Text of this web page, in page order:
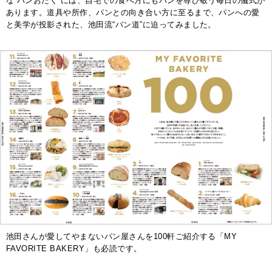
あります。道具や所作、パンとの向き合い方に至るまで、パンへの愛
と美学が投影された、池田流“パン道”に迫ってみました。
池田さんが愛してやまないパン屋さんを100軒ご紹介する「MY
FAVORITE BAKERY」も必読です。